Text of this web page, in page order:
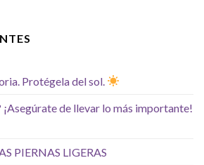
Protégela del sol.
¡Asegúrate de llevar lo más importante!
PIERNAS LIGERAS